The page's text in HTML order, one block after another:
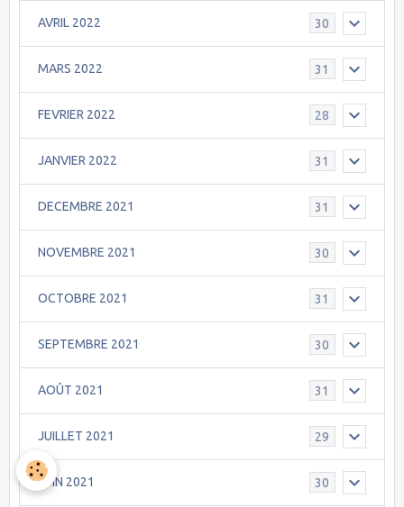
AVRIL 2022 30
MARS 2022 31
FEVRIER 2022 28
JANVIER 2022 31
DECEMBRE 2021 31
NOVEMBRE 2021 30
OCTOBRE 2021 31
SEPTEMBRE 2021 30
AOÛT 2021 31
JUILLET 2021 29
JUIN 2021 30